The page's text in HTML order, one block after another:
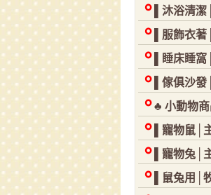
▌沐浴清
▌服飾衣
▌睡床睡
▌傢俱沙
♣ 小動物
▌寵物鼠│
▌寵物兔│
▌鼠兔用│